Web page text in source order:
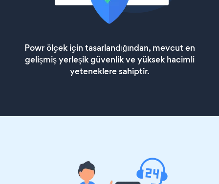
Powr ölçek için tasarlandığından, mevcut en
gelişmiş yerleşik güvenlik ve yüksek hacimli
yeteneklere sahiptir.